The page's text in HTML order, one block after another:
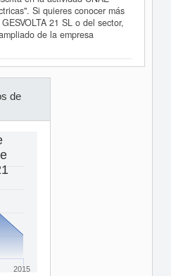
Si quieres conocer más
21 SL o del sector,
de la empresa
de
2015